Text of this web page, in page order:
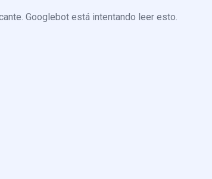
Googlebot está intentando leer esto.